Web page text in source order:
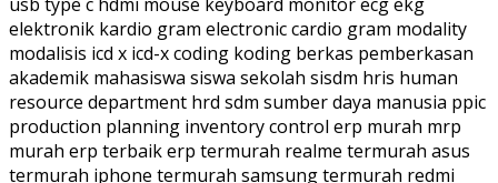
elektronik kardio gram electronic cardio gram modality
modalisis icd x icd-x coding koding berkas pemberkasan
akademik mahasiswa siswa sekolah sisdm hris human
resource department hrd sdm sumber daya manusia ppic
production planning inventory control erp murah mrp
murah erp terbaik erp termurah realme termurah asus
termurah iphone termurah samsung termurah redmi